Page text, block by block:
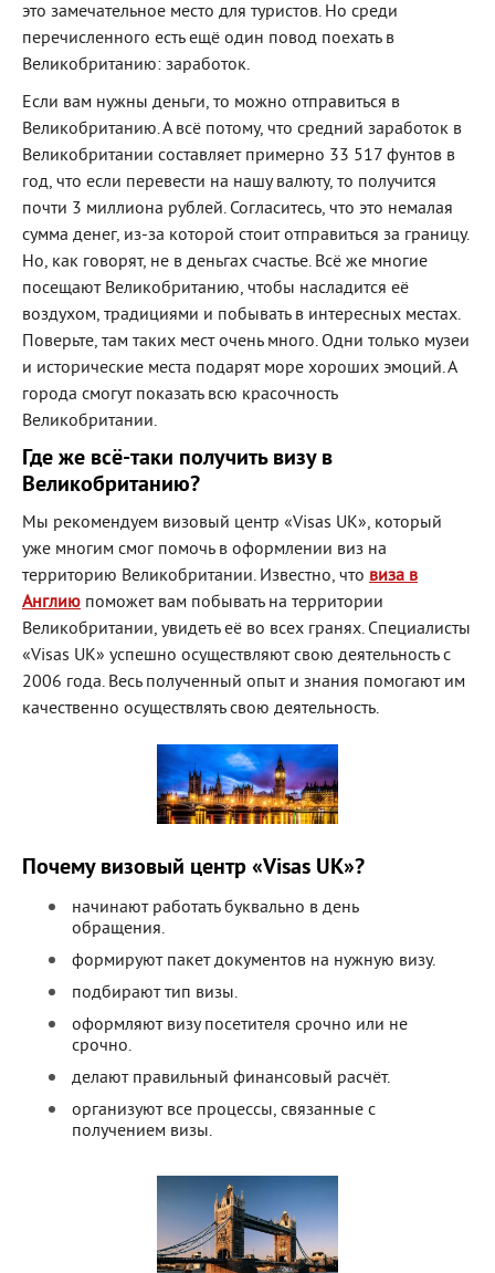
это замечательное место для туристов. Но среди
перечисленного есть ещё один повод поехать в
Великобританию: заработок.
Если вам нужны деньги, то можно отправиться в
Великобританию. А всё потому, что средний заработок в
Великобритании составляет примерно 33 517 фунтов в
год, что если перевести на нашу валюту, то получится
почти 3 миллиона рублей. Согласитесь, что это немалая
сумма денег, из-за которой стоит отправиться за границу.
Но, как говорят, не в деньгах счастье. Всё же многие
посещают Великобританию, чтобы насладится её
воздухом, традициями и побывать в интересных местах.
Поверьте, там таких мест очень много. Одни только музеи
и исторические места подарят море хороших эмоций. А
города смогут показать всю красочность
Великобритании.
Где же всё-таки получить визу в
Великобританию?
Мы рекомендуем визовый центр «Visas UK», который
уже многим смог помочь в оформлении виз на
территорию Великобритании. Известно, что виза в
Англию поможет вам побывать на территории
Великобритании, увидеть её во всех гранях. Специалисты
«Visas UK» успешно осуществляют свою деятельность с
2006 года. Весь полученный опыт и знания помогают им
качественно осуществлять свою деятельность.
Почему визовый центр «Visas UK»?
начинают работать буквально в день
обращения.
формируют пакет документов на нужную визу.
подбирают тип визы.
оформляют визу посетителя срочно или не
срочно.
делают правильный финансовый расчёт.
организуют все процессы, связанные с
получением визы.